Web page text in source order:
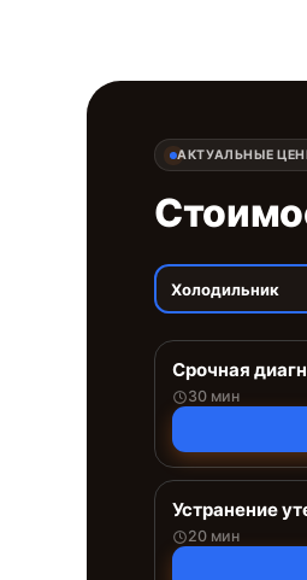
АКТУАЛЬНЫЕ
Холодильник
Срочная
30 мин
Устранение
20 мин